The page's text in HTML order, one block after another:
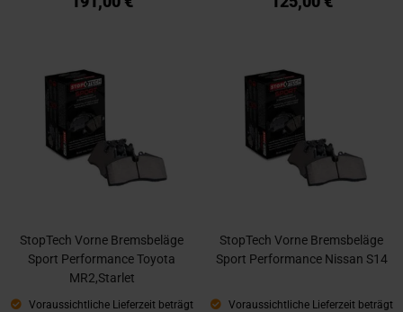
StopTech Vorne Bremsbeläge
Sport Performance Toyota
MR2,Starlet
Voraussichtliche Lieferzeit beträgt
StopTech Vorne Bremsbeläge
Sport Performance Nissan S14
Voraussichtliche Lieferzeit beträgt